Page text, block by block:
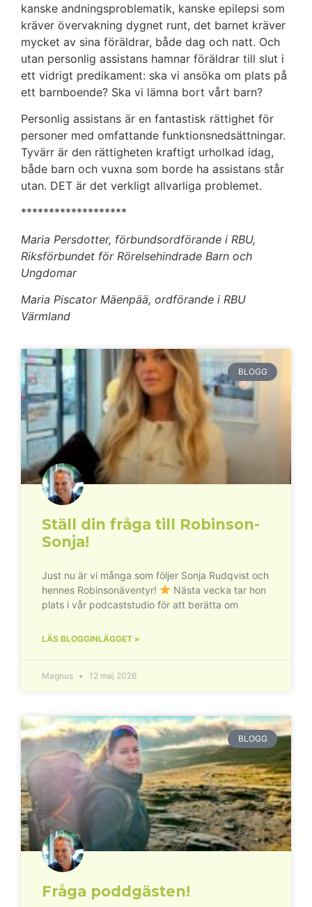
kanske andningsproblematik, kanske epilepsi som
kräver övervakning dygnet runt, det barnet kräver
mycket av sina föräldrar, både dag och natt. Och
utan personlig assistans hamnar föräldrar till slut i
ett vidrigt predikament: ska vi ansöka om plats på
ett barnboende? Ska vi lämna bort vårt barn?
Personlig assistans är en fantastisk rättighet för
personer med omfattande funktionsnedsättningar.
Tyvärr är den rättigheten kraftigt urholkad idag,
både barn och vuxna som borde ha assistans står
utan. DET är det verkligt allvarliga problemet.
*******************
Maria Persdotter, förbundsordförande i RBU,
Riksförbundet för Rörelsehindrade Barn och
Ungdomar
Maria Piscator Mäenpää, ordförande i RBU
Värmland
BLOGG
Ställ din fråga till Robinson-
Sonja!
Just nu är vi många som följer Sonja Rudqvist och
hennes Robinsonäventyr!
Nästa vecka tar hon
plats i vår podcaststudio för att berätta om
LÄS BLOGGINLÄGGET »
Magnus 12 maj 2026
BLOGG
Fråga poddgästen!